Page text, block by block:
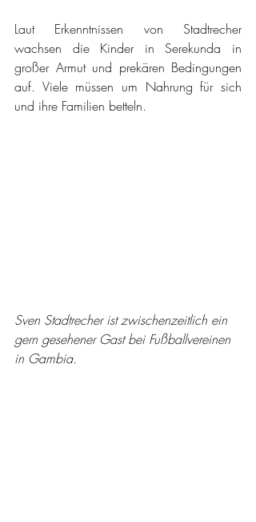
Laut Erkenntnissen von Stadtrecher
wachsen die Kinder in Serekunda in
großer Armut und prekären Bedingungen
auf. Viele müssen um Nahrung für sich
und ihre Familien betteln.
Sven Stadtrecher ist zwischenzeitlich ein
gern gesehener Gast bei Fußballvereinen
in Gambia.